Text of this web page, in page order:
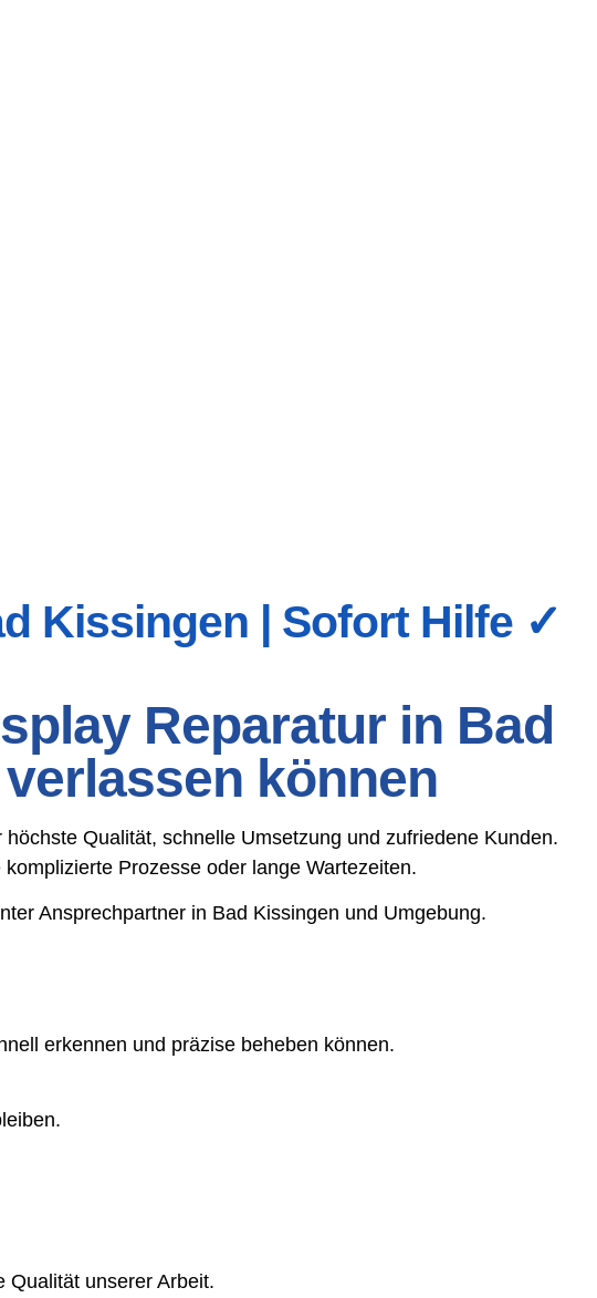
Kissingen | Sofort Hilfe ✓
Reparatur in Bad
können
Qualität, schnelle Umsetzung und zufriedene Kunden.
Prozesse oder lange Wartezeiten.
Ansprechpartner in Bad Kissingen und Umgebung.
erkennen und präzise beheben können.
Qualität unserer Arbeit.